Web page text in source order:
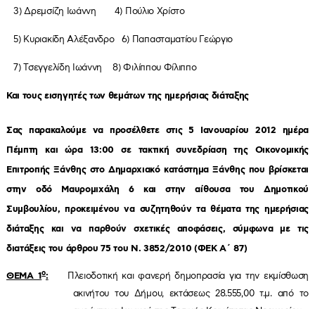
3) Δρεμσίζη Ιωάννη 4) Πούλιο Χρίστο
5) Κυριακίδη Αλέξανδρο 6) Παπασταματίου Γεώργιο
7) Τσεγγελίδη Ιωάννη 8) Φιλίππου Φίλιππο
Και τους εισηγητές των θεμάτων της ημερήσιας διάταξης
Σας παρακαλούμε να προσέλθετε στις5
Ιανουαρίου 2012 ημέρα
Πέμπτηκαι ώρα 13:00 σε τακτική συνεδρίαση της Οικονομικής
Επιτροπής Ξάνθης στο Δημαρχιακό κατάστημα Ξάνθης που βρίσκεται
στην οδό Μαυρομιχάλη 6 και στην αίθουσα του Δημοτικού
Συμβουλίου, προκειμένου να συζητηθούν τα θέματα της ημερήσιας
διάταξης και να παρθούν σχετικές αποφάσεις, σύμφωνα με τις
διατάξεις του άρθρου 75 του Ν. 3852/2010 (ΦΕΚ Α΄ 87)
ΘΕΜΑ 1ο: Πλειοδοτική και φανερή δημοπρασία για την εκμίσθωση
ακινήτου του Δήμου, εκτάσεως 28.555,00 τ.μ. από το